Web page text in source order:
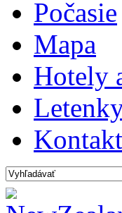
Počasie
Mapa
Hotely
Kontakt